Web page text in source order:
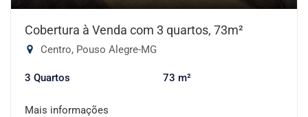
Cobertura à Venda com 3 quartos, 73m²
Centro, Pouso Alegre-MG
3 Quartos 73 m²
Mais informações